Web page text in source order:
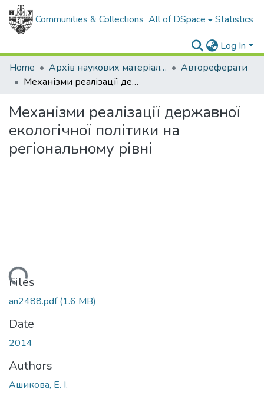
Communities & Collections All of DSpace Statistics
Log In
Home
Архів наукових матеріалів
Автореферати
Механізми реалізації державної екологічної політики на регіональному рівні
Механізми реалізації державної
екологічної політики на
регіональному рівні
Files
an2488.pdf(1.6 MB)
Date
2014
Authors
Ашикова, Е. І.